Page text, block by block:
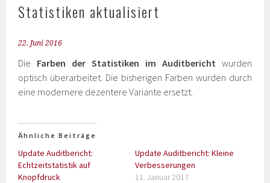
Statistiken aktualisiert
22. Juni 2016
Die Farben der Statistiken im Auditbericht wurden
optisch überarbeitet. Die bisherigen Farben wurden durch
eine modernere dezentere Variante ersetzt.
Ähnliche Beiträge
Update Auditbericht:
Echtzeitstatistik auf
Knopfdruck
Update Auditbericht: Kleine
Verbesserungen
11. Januar 2017